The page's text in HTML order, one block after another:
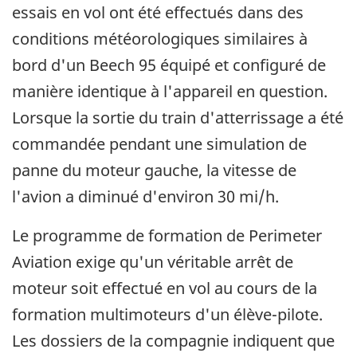
essais en vol ont été effectués dans des
conditions météorologiques similaires à
bord d'un Beech 95 équipé et configuré de
manière identique à l'appareil en question.
Lorsque la sortie du train d'atterrissage a été
commandée pendant une simulation de
panne du moteur gauche, la vitesse de
l'avion a diminué d'environ 30 mi/h.
Le programme de formation de Perimeter
Aviation exige qu'un véritable arrêt de
moteur soit effectué en vol au cours de la
formation multimoteurs d'un élève-pilote.
Les dossiers de la compagnie indiquent que